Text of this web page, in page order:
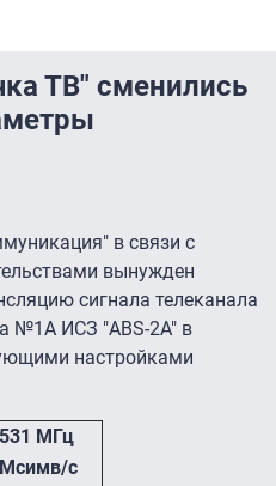
ТВ" сменились
в связи с
вынужден
сигнала телеканала
№1А ИСЗ "ABS-2A" в
настройками
МГц
с